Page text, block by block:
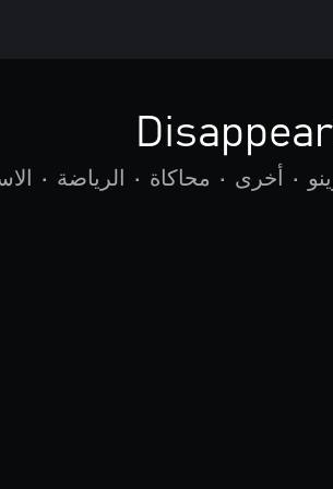
• أخرى • محاكاة • الرياضة •